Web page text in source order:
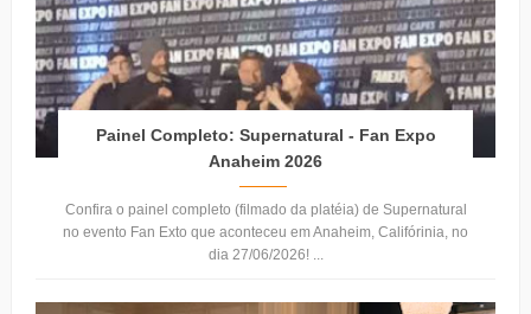
Painel Completo: Supernatural - Fan Expo
Anaheim 2026
Confira o painel completo (filmado da platéia) de Supernatural
no evento Fan Exto que aconteceu em Anaheim, Califórinia, no
dia 27/06/2026! ...